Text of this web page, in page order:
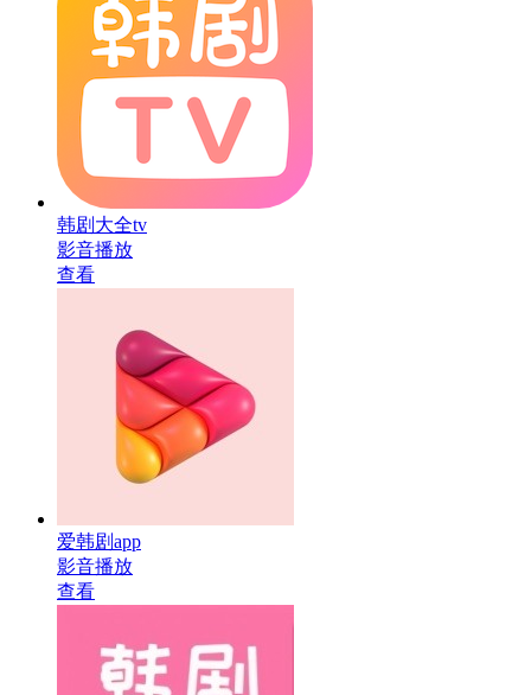
韩剧大全tv
影音播放
查看
爱韩剧app
影音播放
查看